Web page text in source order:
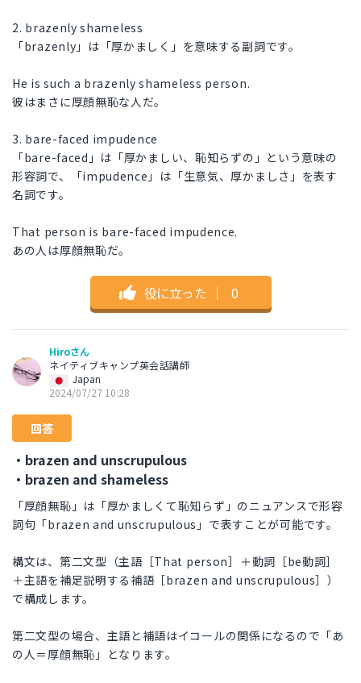
2. brazenly shameless
「brazenly」は「厚かましく」を意味する副詞です。
He is such a brazenly shameless person.
彼はまさに厚顔無恥な人だ。
3. bare-faced impudence
「bare-faced」は「厚かましい、恥知らずの」という意味の
形容詞で、「impudence」は「生意気、厚かましさ」を表す
名詞です。
That person is bare-faced impudence.
あの人は厚顔無恥だ。
役に立った ｜ 0
Hiroさん
ネイティブキャンプ英会話講師
Japan
2024/07/27 10:28
回答
・brazen and unscrupulous
・brazen and shameless
「厚顔無恥」は「厚かましくて恥知らず」のニュアンスで形容
詞句「brazen and unscrupulous」で表すことが可能です。
構文は、第二文型（主語［That person］＋動詞［be動詞］
＋主語を補足説明する補語［brazen and unscrupulous］）
で構成します。
第二文型の場合、主語と補語はイコールの関係になるので「あ
の人＝厚顔無恥」となります。